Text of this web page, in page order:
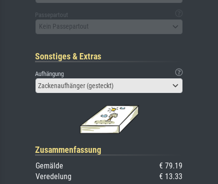
Passepartout
Kein Passepartout
Sonstiges & Extras
Aufhängung
Zackenaufhänger (gesteckt)
Zusammenfassung
Gemälde
€ 79.19
Veredelung
€ 13.33